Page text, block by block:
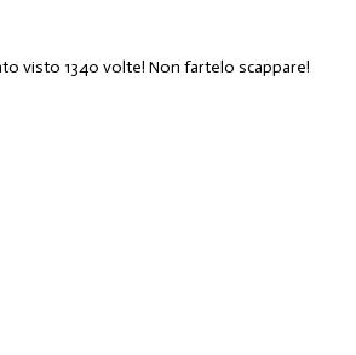
visto 1340 volte! Non fartelo scappare!